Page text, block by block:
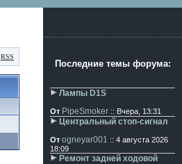
RSS
Последние темы форума:
Лампы D1S
От PipeSmoker :: Вчера, 13:31
Центральный стоп-сигнал
От ogneyar001 :: 4 августа 2026
18:09
Ремонт задней ходовой